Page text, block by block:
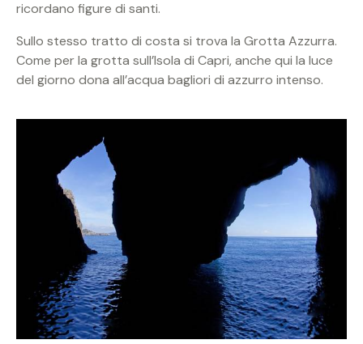
ricordano figure di santi.
Sullo stesso tratto di costa si trova la Grotta Azzurra.
Come per la grotta sull’Isola di Capri, anche qui la luce
del giorno dona all’acqua bagliori di azzurro intenso.